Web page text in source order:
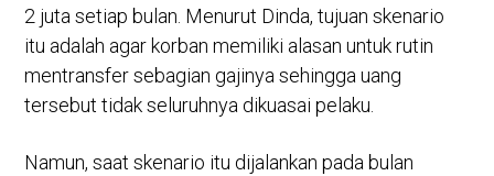
2 juta setiap bulan. Menurut Dinda, tujuan skenario
itu adalah agar korban memiliki alasan untuk rutin
mentransfer sebagian gajinya sehingga uang
tersebut tidak seluruhnya dikuasai pelaku.
Namun, saat skenario itu dijalankan pada bulan